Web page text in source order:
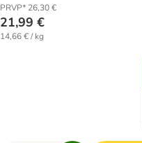
PRVP* 26,30 €
21,99 €
14,66 € / kg